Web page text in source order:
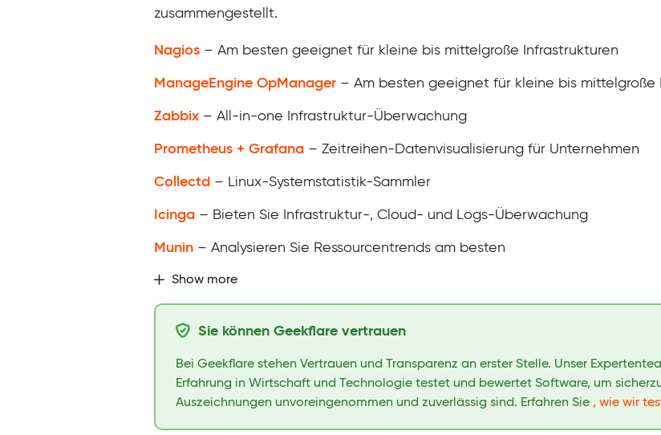
zusammengestellt.
Nagios – Am besten geeignet für kleine bis mittelgroße Infrastrukturen
ManageEngine OpManager – Am besten geeignet für kleine bis mittelgroße
Zabbix – All-in-one Infrastruktur-Überwachung
Prometheus + Grafana – Zeitreihen-Datenvisualisierung für Unternehmen
Collectd – Linux-Systemstatistik-Sammler
Icinga – Bieten Sie Infrastruktur-, Cloud- und Logs-Überwachung
Munin – Analysieren Sie Ressourcentrends am besten
Show more
Sie können Geekflare vertrauen
Bei Geekflare stehen Vertrauen und Transparenz an erster Stelle. Unser
Erfahrung in Wirtschaft und Technologie testet und bewertet Software, um
Auszeichnungen unvoreingenommen und zuverlässig sind. Erfahren Sie , wie wir